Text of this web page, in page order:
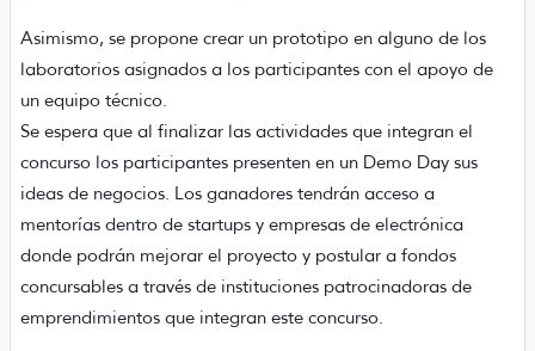
Asimismo, se propone crear un prototipo en alguno de los
laboratorios asignados a los participantes con el apoyo de
un equipo técnico.
Se espera que al finalizar las actividades que integran el
concurso los participantes presenten en un Demo Day sus
ideas de negocios. Los ganadores tendrán acceso a
mentorías dentro de startups y empresas de electrónica
donde podrán mejorar el proyecto y postular a fondos
concursables a través de instituciones patrocinadoras de
emprendimientos que integran este concurso.